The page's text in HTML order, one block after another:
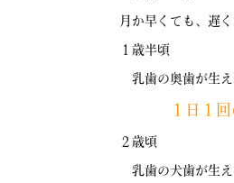
月か早くても、遅
１歳半頃
乳歯の奥歯が生え
１日１
２歳頃
乳歯の犬歯が生え